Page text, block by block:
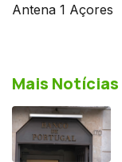
Antena 1 Açores
Mais Notícias